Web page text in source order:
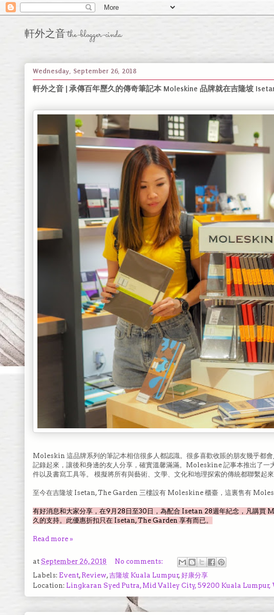
軒外之音 the-blogger-cinda
Wednesday, September 26, 2018
軒外之音 | 承傳百年歷久的傳奇筆記本 Moleskine 品牌就在吉隆坡
Moleskin 這品牌系列的筆記本相信很多人都認識。很多喜歡收賬的朋友幾乎都
記錄起來，讓後和身邊的友人分享，確實溫馨滿滿。Moleskine 記事本推出了一
件以及書寫工具等。 模擬將所有與藝術、文學、文化和地理探索的傳統都聯繫起來
至今在吉隆坡 Isetan, The Garden 三樓設有 Moleskine 櫃臺，這裏售有
有好消息和大家分享，在9月28日至30日，為配合 Isetan 28週年紀念，凡購
久的支持。此優惠折扣只在 Isetan, The Garden 享有而已。
Read more »
at September 26, 2018
No comments:
Labels: Event, Review,吉隆坡 Kuala Lumpur, 好康分享
Location: Lingkaran Syed Putra, Mid Valley City, 59200 Kuala